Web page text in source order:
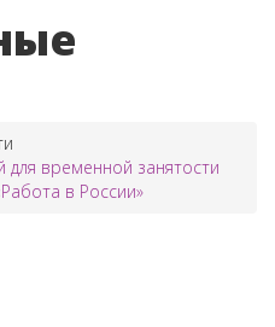
для временной занятости
в России»